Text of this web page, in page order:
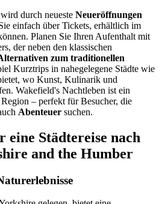
durch neueste Neueröffnungen
einfach über Tickets, erhältlich im
Planen Sie Ihren Aufenthalt mit
der neben den klassischen
zum traditionellen
Kurztrips in nahegelegene Städte wie
wo Kunst, Kulinarik und
Wakefield's Nachtleben ist ein
– perfekt für Besucher, die
Abenteuer suchen.
eine Städtereise nach
and the Humber